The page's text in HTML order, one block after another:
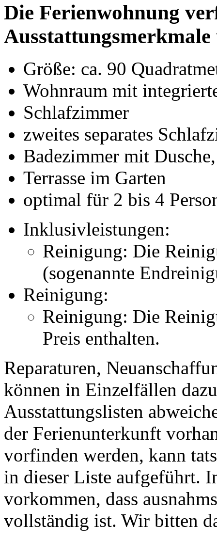
Die Ferienwohnung
Größe: ca. 90
Wohnraum mit
Schlafzimmer
zweites separates
Badezimmer mit
Terrasse im Garten
optimal für 2 bis 4
Inklusivleistungen:
Reinigung: Die
(sogenannte
Reinigung:
Reinigung: Die
Preis enthalten.
Reparaturen,
können in Einzelfällen
Ausstattungslisten
der Ferienunterkunft
vorfinden werden, kann
in dieser Liste aufgeführt.
vorkommen, dass
vollständig ist. Wir bitten